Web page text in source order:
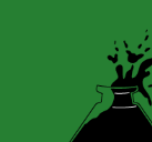
navegación
contenido